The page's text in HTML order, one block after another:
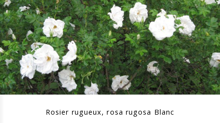
Rosier rugueux, rosa rugosa Blanc